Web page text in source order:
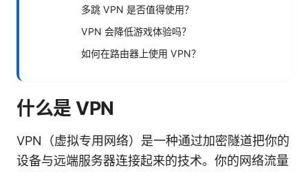
多跳 VPN 是否值得使用？
VPN 会降低游戏体验吗？
如何在路由器上使用 VPN？
什么是 VPN
VPN（虚拟专用网络）是一种通过加密隧道把你的
设备与远端服务器连接起来的技术。你的网络流量